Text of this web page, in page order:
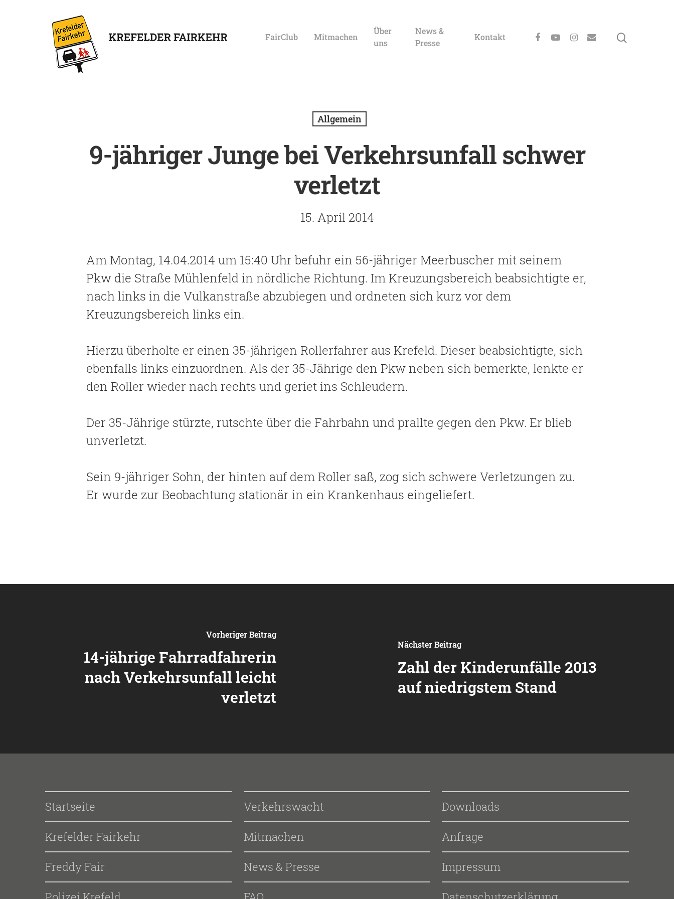
Enter drücken, um nach der Eingabe zu suchen. Mit ESC schließen.
FairClub Mitmachen
Über
uns
News &
Presse
Kontakt
Allgemein
9-jähriger Junge bei Verkehrsunfall schwer
verletzt
15. April 2014
Am Montag, 14.04.2014 um 15:40 Uhr befuhr ein 56-jähriger Meerbuscher mit seinem
Pkw die Straße Mühlenfeld in nördliche Richtung. Im Kreuzungsbereich beabsichtigte er,
nach links in die Vulkanstraße abzubiegen und ordneten sich kurz vor dem
Kreuzungsbereich links ein.
Hierzu überholte er einen 35-jährigen Rollerfahrer aus Krefeld. Dieser beabsichtigte, sich
ebenfalls links einzuordnen. Als der 35-Jährige den Pkw neben sich bemerkte, lenkte er
den Roller wieder nach rechts und geriet ins Schleudern.
Der 35-Jährige stürzte, rutschte über die Fahrbahn und prallte gegen den Pkw. Er blieb
unverletzt.
Sein 9-jähriger Sohn, der hinten auf dem Roller saß, zog sich schwere Verletzungen zu.
Er wurde zur Beobachtung stationär in ein Krankenhaus eingeliefert.
Vorheriger Beitrag
14-jährige Fahrradfahrerin
nach Verkehrsunfall leicht
verletzt
Nächster Beitrag
Zahl der Kinderunfälle 2013
auf niedrigstem Stand
Startseite
Krefelder Fairkehr
Freddy Fair
Verkehrswacht
Mitmachen
News & Presse
Downloads
Anfrage
Impressum